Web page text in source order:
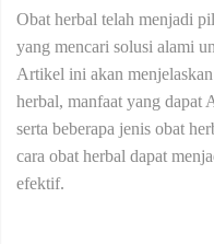
Obat herbal telah menjadi
yang mencari solusi alami
Artikel ini akan
herbal, manfaat yang dapat
serta beberapa jenis obat
cara obat herbal dapat
efektif.